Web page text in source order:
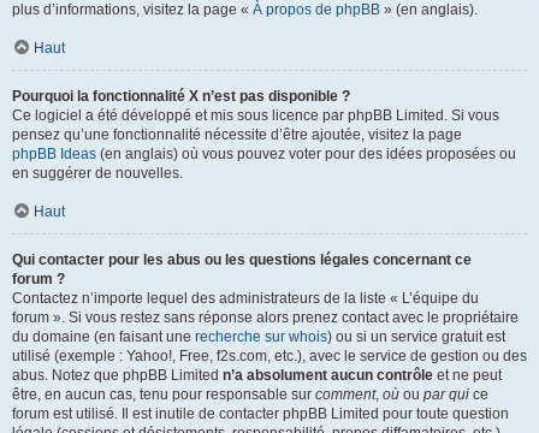
plus d’informations, visitez la page « À propos de phpBB » (en anglais).
Haut
Pourquoi la fonctionnalité X n’est pas disponible ?
Ce logiciel a été développé et mis sous licence par phpBB Limited. Si vous
pensez qu’une fonctionnalité nécessite d’être ajoutée, visitez la page
phpBB Ideas (en anglais) où vous pouvez voter pour des idées proposées ou
en suggérer de nouvelles.
Haut
Qui contacter pour les abus ou les questions légales concernant ce
forum ?
Contactez n’importe lequel des administrateurs de la liste « L’équipe du
forum ». Si vous restez sans réponse alors prenez contact avec le propriétaire
du domaine (en faisant une recherche sur whois) ou si un service gratuit est
utilisé (exemple : Yahoo!, Free, f2s.com, etc.), avec le service de gestion ou des
abus. Notez que phpBB Limited n’a absolument aucun contrôle et ne peut
être, en aucun cas, tenu pour responsable sur comment, où ou par qui ce
forum est utilisé. Il est inutile de contacter phpBB Limited pour toute question